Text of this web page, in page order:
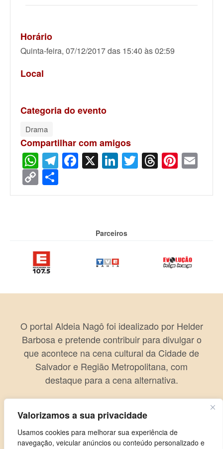
Valorizamos a sua privacidade
Usamos cookies para melhorar sua experiência de
navegação, veicular anúncios ou conteúdo personalizado e
Horário
Quinta-feira, 07/12/2017 das 15:40 às 02:59
Local
Categoria do evento
Drama
Compartilhar com amigos
WhatsApp
Telegram
Facebook
X LinkedIn
Twitter
Threads
Copy
Link
Parceiros
O portal Aldeia Nagô foi idealizado por Helder
Barbosa e pretende contribuir para divulgar o
que acontece na cena cultural da Cidade de
Salvador e Região Metropolitana, com
destaque para a cena alternativa.